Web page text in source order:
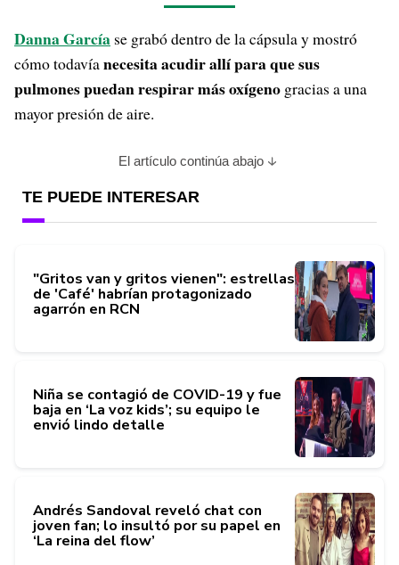
Danna García se grabó dentro de la cápsula y mostró
cómo todavíanecesita acudir allí para que sus
pulmones puedan respirar más oxígeno gracias a una
mayor presión de aire.
El artículo continúa abajo
TE PUEDE INTERESAR
"Gritos van y gritos vienen": estrellas
de 'Café' habrían protagonizado
agarrón en RCN
Niña se contagió de COVID-19 y fue
baja en ‘La voz kids’; su equipo le
envió lindo detalle
Andrés Sandoval reveló chat con
joven fan; lo insultó por su papel en
‘La reina del flow’